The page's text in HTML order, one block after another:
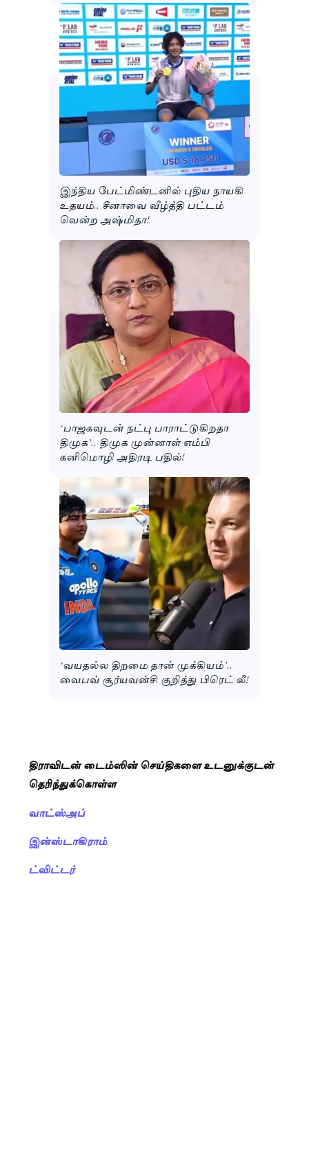
இந்திய பேட்மிண்டனில் புதிய நாயகி
உதயம்.. சீனாவை வீழ்த்தி பட்டம்
வென்ற அஷ்மிதா!
‘பாஜகவுடன் நட்பு பாராட்டுகிறதா
திமுக’.. திமுக முன்னாள் எம்பி
கனிமொழி அதிரடி பதில்!
‘வயதல்ல திறமை தான் முக்கியம்’..
வைபவ் சூர்யவன்சி குறித்து பிரெட் லீ!
திராவிடன் டைம்ஸின் செய்திகளை உடனுக்குடன்
தெரிந்துக்கொள்ள
வாட்ஸ்அப்
இன்ஸ்டாகிராம்
ட்விட்டர்